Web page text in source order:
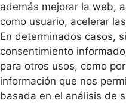
además mejorar la web,
como usuario, acelerar
En determinados casos,
consentimiento
para otros usos, como
información que nos
basada en el análisis de